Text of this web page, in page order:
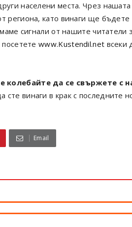
населени места. Чрез
региона, като винаги ще
сигнали от нашите читатели
посететеwww.Kustendil.net всеки
колебайте да се свържете с
сте винаги в крак с последните
Email